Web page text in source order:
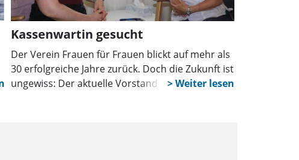
Kassenwartin gesucht
Der Verein Frauen für Frauen blickt auf mehr als
30 erfolgreiche Jahre zurück. Doch die Zukunft ist
ungewiss: Der aktuelle Vorstand tritt nicht